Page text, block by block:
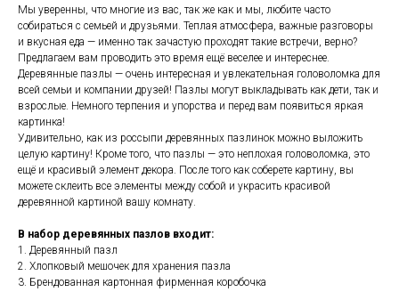
Мы уверенны, что многие из вас, так же как и мы, любите часто
собираться с семьей и друзьями. Теплая атмосфера, важные разговоры
и вкусная еда — именно так зачастую проходят такие встречи, верно?
Предлагаем вам проводить это время ещё веселее и интереснее.
Деревянные пазлы — очень интересная и увлекательная головоломка для
всей семьи и компании друзей! Пазлы могут выкладывать как дети, так и
взрослые. Немного терпения и упорства и перед вам появиться яркая
картинка!
Удивительно, как из россыпи деревянных пазлинок можно выложить
целую картину! Кроме того, что пазлы — это неплохая головоломка, это
ещё и красивый элемент декора. После того как соберете картину, вы
можете склеить все элементы между собой и украсить красивой
деревянной картиной вашу комнату.
В набор деревянных пазлов входит:
1. Деревянный пазл
2. Хлопковый мешочек для хранения пазла
3. Брендованная картонная фирменная коробочка